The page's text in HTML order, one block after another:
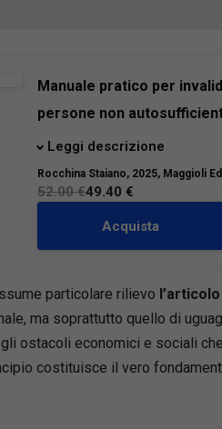
Manuale pratico per
persone non
Con
formulario
accertamento della
dal D.Lgs. 62/2024, come
207/2024, e a tutte le
previdenziali 2025
non autosufficiente,
Il volume analizza
per offrire supporto al
le opzioni disponibili per
economiche o difendersi
Numerose sono le novità
Leggi descrizione
Rocchina Staiano, 2025, Maggioli
52.00 €49.40 €
Acquista
particolare rilievo
ma soprattutto quello di
ostacoli economici e sociali
costituisce il vero